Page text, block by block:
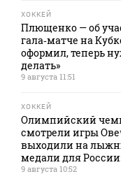
ХОККЕЙ
Плющенко — об
гала‑матче на
оформил, теперь
делать»
9 августа 11:51
ХОККЕЙ
Олимпийский
смотрели игры
выходили на
медали для
9 августа 10:52